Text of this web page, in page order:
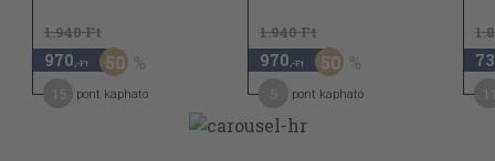
1.940 Ft
970 ,-Ft 50
pont kapható
1.940 Ft
970 ,-Ft 50
pont kapható